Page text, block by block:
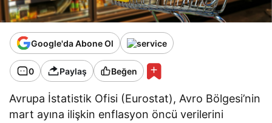
Google'da Abone Ol
0 Paylaş Beğen
Avrupa İstatistik Ofisi (Eurostat), Avro Bölgesi’nin
mart ayına ilişkin enflasyon öncü verilerini